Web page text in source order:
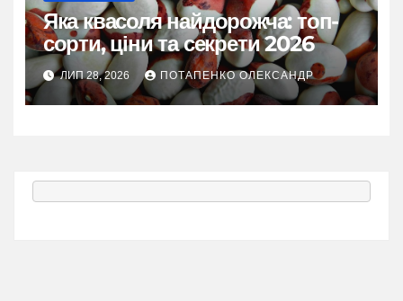
Яка квасоля найдорожча: топ-
сорти, ціни та секрети 2026
ЛИП 28, 2026 ПОТАПЕНКО ОЛЕКСАНДР